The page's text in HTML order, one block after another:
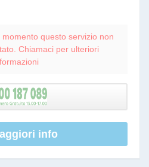
questo servizio non
Chiamaci per ulteriori
info